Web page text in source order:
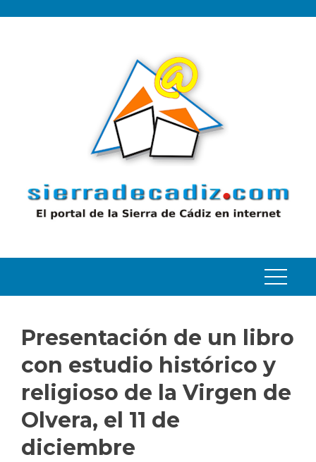
Presentación de un libro
con estudio histórico y
religioso de la Virgen de
Olvera, el 11 de
diciembre